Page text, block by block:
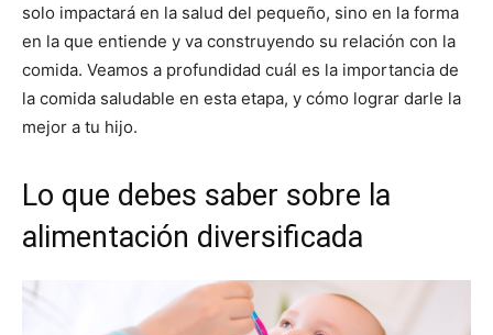
solo impactará en la salud del pequeño, sino en la forma
en la que entiende y va construyendo su relación con la
comida. Veamos a profundidad cuál es la importancia de
la comida saludable en esta etapa, y cómo lograr darle la
mejor a tu hijo.
Lo que debes saber sobre la
alimentación diversificada